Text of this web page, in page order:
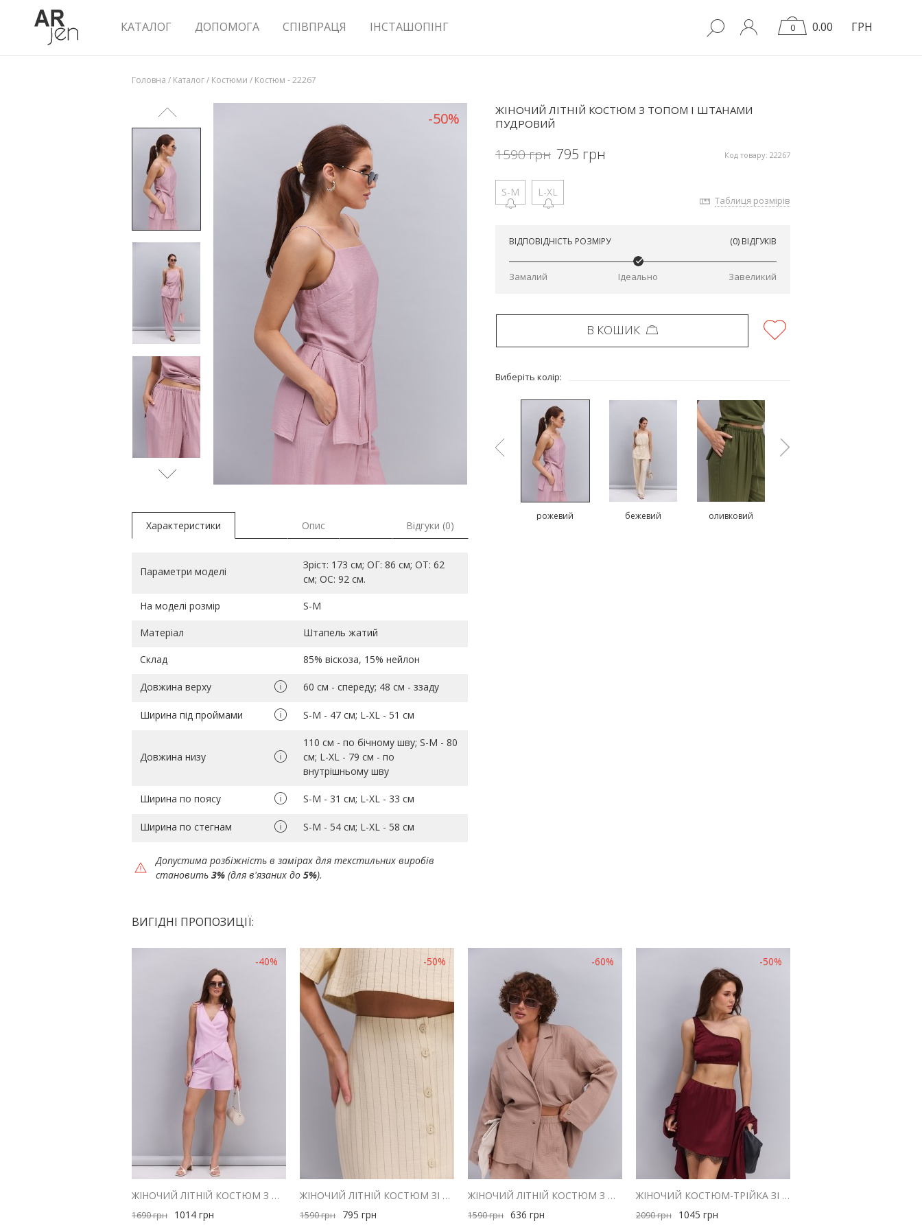
КАТАЛОГ ДОПОМОГА СПІВПРАЦЯ ІНСТАШОПІНГ 0 0.00 ГРН
Головна / Каталог/ Костюми / Костюм - 22267
ЖІНОЧИЙ ЛІТНІЙ КОСТЮМ З ТОПОМ І ШТАНАМИ
ПУДРОВИЙ
1590грн 795 грн Код товару: 22267
S-M L-XL
Таблиця розмірів
ВІДПОВІДНІСТЬ РОЗМІРУ
(0) ВІДГУКІВ
Замалий Ідеально Завеликий
В КОШИК
Виберіть колір:
рожевий бежевий оливковий
-50%
Характеристики Опис Відгуки (0)
Параметри моделі
Зріст: 173 см; ОГ: 86 см; ОТ: 62
см; ОС: 92 см.
На моделі розмір S-M
Матеріал Штапель жатий
Склад 85% віскоза, 15% нейлон
Довжина верху 60 см - спереду; 48 см - ззаду
Ширина під проймами S-M - 47 см; L-ХL - 51 см
Довжина низу
110 см - по бічному шву; S-M - 80
см; L-ХL - 79 см - по
внутрішньому шву
Ширина по поясу S-M - 31 см; L-ХL - 33 см
Ширина по стегнам S-M - 54 см; L-ХL - 58 см
Допустима розбіжність в замірах для текстильних виробів
становить 3% (для в'язаних до 5%).
ВИГІДНІ ПРОПОЗИЦІЇ:
-40%
ЖІНОЧИЙ ЛІТНІЙ КОСТЮМ З ШОРТАМИ І ЖИЛЕТОМ З ЛЬОНУ РОЖЕВИЙ
1690грн 1014 грн
-50%
ЖІНОЧИЙ ЛІТНІЙ КОСТЮМ ЗІ СПІДНИЦЕЮ І ТОПОМ СВІТЛО-БЕЖЕВИЙ В СМУЖКУ
1590грн 795 грн
-60%
ЖІНОЧИЙ ЛІТНІЙ КОСТЮМ З ШОРТАМИ ТА СОРОЧКОЮ З МУСЛІНУ ШОКОЛАДНИЙ
1590грн 636 грн
-50%
ЖІНОЧИЙ КОСТЮМ-ТРІЙКА ЗІ СПІДНИЦЕЮ САТИНОВИЙ БОРДОВОГО КОЛЬОРУ
2090грн 1045 грн